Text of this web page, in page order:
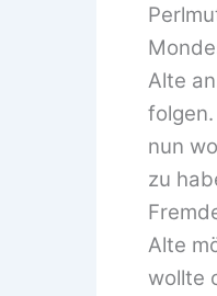
Alte
nun
zu
Alte
wollte